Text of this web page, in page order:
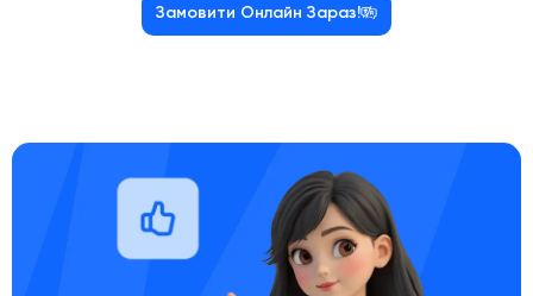
Замовити Онлайн Зараз!